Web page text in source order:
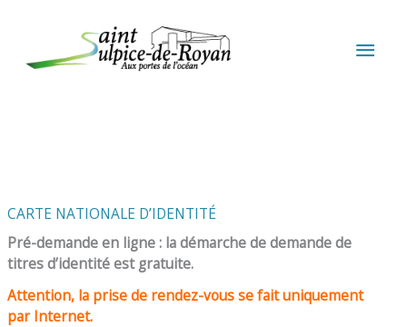
CARTE NATIONALE D’IDENTITÉ
Pré-demande en ligne : la démarche de demande de
titres d’identité est gratuite.
Attention, la prise de rendez-vous se fait uniquement
par Internet.